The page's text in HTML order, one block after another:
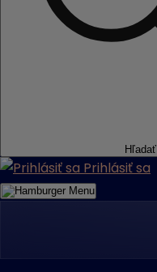
Hľadať
Prihlásiť sa
Menu